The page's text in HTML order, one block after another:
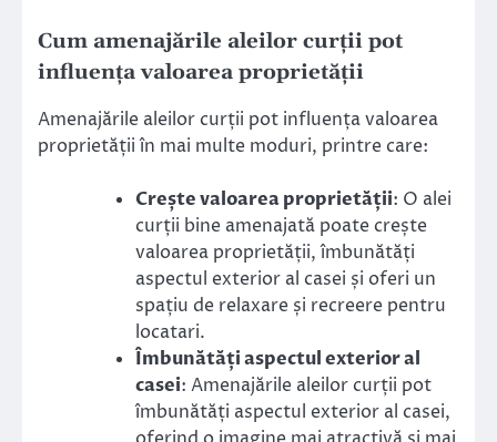
Cum amenajările aleilor curții pot
influența valoarea proprietății
Amenajările aleilor curții pot influența valoarea
proprietății în mai multe moduri, printre care:
Crește valoarea proprietății: O alei
curții bine amenajată poate crește
valoarea proprietății, îmbunătăți
aspectul exterior al casei și oferi un
spațiu de relaxare și recreere pentru
locatari.
Îmbunătăți aspectul exterior al
casei: Amenajările aleilor curții pot
îmbunătăți aspectul exterior al casei,